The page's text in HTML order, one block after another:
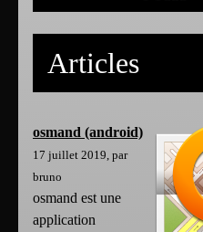
Articles
osmand (android)
17 juillet 2019, par
bruno
osmand est une
application